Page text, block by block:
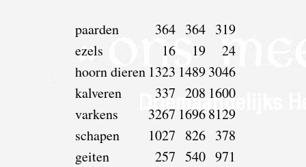
paarden 364 364 319
ezels
16 19
24
hoorn dieren 1323 14893046
kalveren
337 208 1600
varkens
3267 16968129
schapen
1027 826 378
geiten
257 540 971